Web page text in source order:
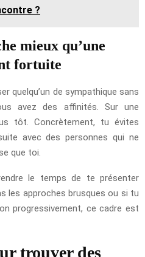
?
mieux qu’une
fortuite
quelqu’un de sympathique sans
avez des affinités. Sur une
tôt. Concrètement, tu évites
avec des personnes qui ne
que toi.
le temps de te présenter
les approches brusques ou si tu
progressivement, ce cadre est
trouver des